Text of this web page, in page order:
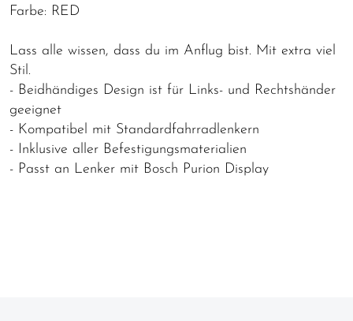
Farbe: RED
Lass alle wissen, dass du im Anflug bist. Mit extra viel
Stil.
- Beidhändiges Design ist für Links- und Rechtshänder
geeignet
- Kompatibel mit Standardfahrradlenkern
- Inklusive aller Befestigungsmaterialien
- Passt an Lenker mit Bosch Purion Display